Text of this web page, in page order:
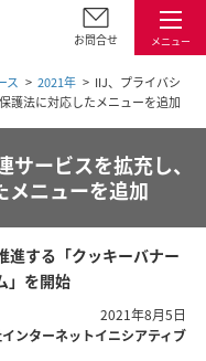
メニュー
お問合せ
ス 2021年
IIJ、プライバシ
護法に対応したメニューを追加
ービスを拡充し、
メニューを追加
進する「クッキーバナー
」を開始
2021年8月5日
ンターネットイニシアティブ